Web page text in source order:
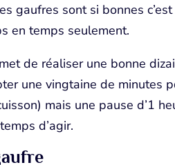
gaufres sont si bonnes c’est
en temps seulement.
de réaliser une bonne
une vingtaine de minutes
mais une pause d’1
d’agir.